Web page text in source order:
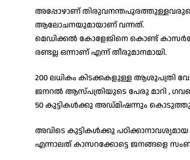
അപ്പോഴാണ്
ആലോചനയുമായാണ് വന്നത്.
മെഡിക്കൽ കോളേജിനെ കൊണ്ട്
രണ്ടല്ല ഒന്നാണ് എന്ന് തീരുമാനമായി.
200 ലധികം കിടക്കകളുള്ള ആശുപത്രി
ജനറൽ ആസ്പത്രിയുടെ പേരു മാറി ,
50 കുട്ടികൾക്കു അഡ്മിഷന്നും
അവിടെ കുട്ടികൾക്കു
എന്നാലത് കാസറക്കോട്ടെ ജനങ്ങളെ